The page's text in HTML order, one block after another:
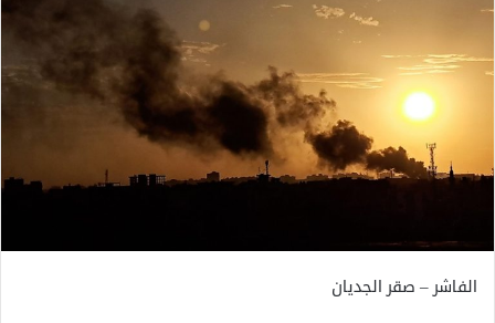
الفاشر – صقر الجديان